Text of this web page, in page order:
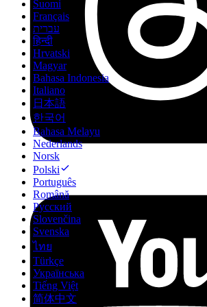
Suomi
Français
עברית
हिन्दी
Hrvatski
Magyar
Bahasa Indonesia
Italiano
日本語
한국어
Bahasa Melayu
Nederlands
Norsk
Polski
Português
Română
Русский
Slovenčina
Svenska
ไทย
Türkçe
Українська
Tiếng Việt
简体中文